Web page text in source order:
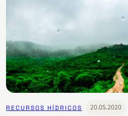
RECURSOS HÍDRICOS 20.05.2020